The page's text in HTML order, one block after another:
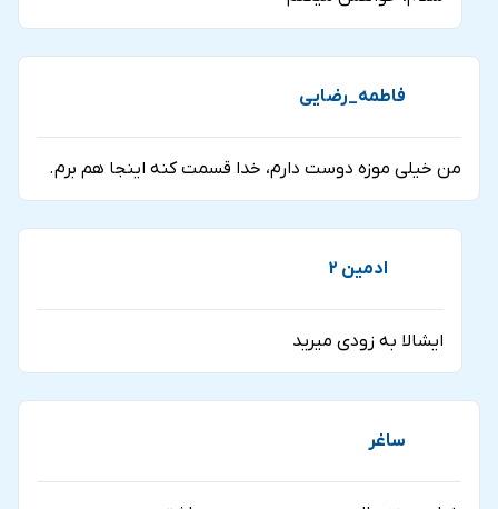
فاطمه_رضایی
من خیلی موزه دوست دارم، خدا قسمت کنه اینجا هم برم.
ادمین 2
ایشالا به زودی میرید
ساغر